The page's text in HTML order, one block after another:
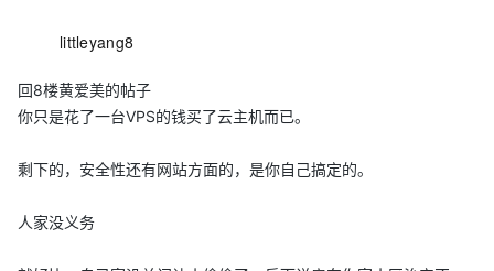
littleyang8
回8楼黄爱美的帖子
你只是花了一台VPS的钱买了云主机而已。
剩下的，安全性还有网站方面的，是你自己搞定的。
人家没义务